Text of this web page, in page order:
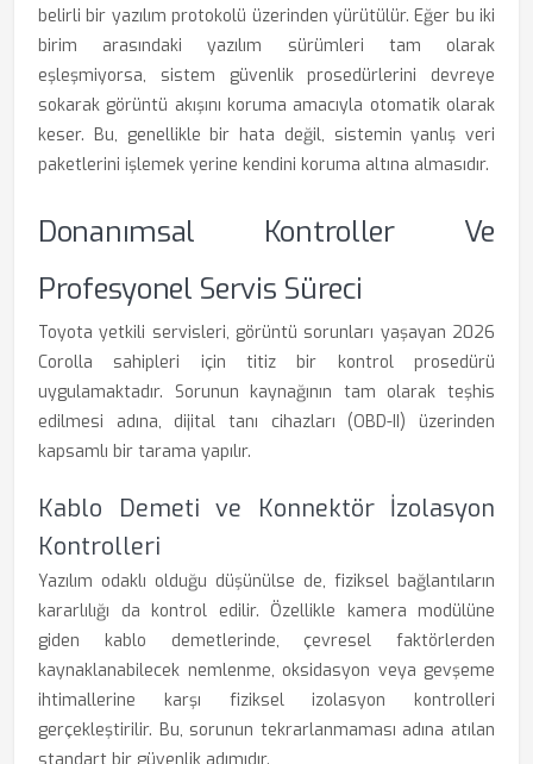
belirli bir yazılım protokolü üzerinden yürütülür. Eğer bu iki
birim arasındaki yazılım sürümleri tam olarak
eşleşmiyorsa, sistem güvenlik prosedürlerini devreye
sokarak görüntü akışını koruma amacıyla otomatik olarak
keser. Bu, genellikle bir hata değil, sistemin yanlış veri
paketlerini işlemek yerine kendini koruma altına almasıdır.
Donanımsal Kontroller Ve
Profesyonel Servis Süreci
Toyota yetkili servisleri, görüntü sorunları yaşayan 2026
Corolla sahipleri için titiz bir kontrol prosedürü
uygulamaktadır. Sorunun kaynağının tam olarak teşhis
edilmesi adına, dijital tanı cihazları (OBD-II) üzerinden
kapsamlı bir tarama yapılır.
Kablo Demeti ve Konnektör İzolasyon
Kontrolleri
Yazılım odaklı olduğu düşünülse de, fiziksel bağlantıların
kararlılığı da kontrol edilir. Özellikle kamera modülüne
giden kablo demetlerinde, çevresel faktörlerden
kaynaklanabilecek nemlenme, oksidasyon veya gevşeme
ihtimallerine karşı fiziksel izolasyon kontrolleri
gerçekleştirilir. Bu, sorunun tekrarlanmaması adına atılan